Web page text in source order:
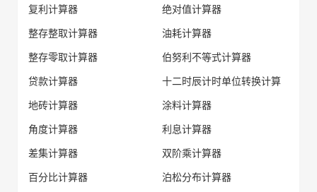
复利计算器
绝对值计算器
整存整取计算器
油耗计算器
整存零取计算器
伯努利不等式计算器
贷款计算器
十二时辰计时单位转换计算
地砖计算器
涂料计算器
角度计算器
利息计算器
差集计算器
双阶乘计算器
百分比计算器
泊松分布计算器